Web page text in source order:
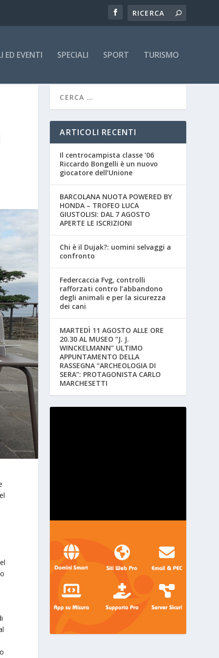
ED EVENTI SPECIALI SPORT TURISMO
ARTICOLI RECENTI
Il centrocampista classe ’06
Riccardo Bongelli è un nuovo
giocatore dell’Unione
BARCOLANA NUOTA POWERED BY
HONDA – TROFEO LUCA
GIUSTOLISI: DAL 7 AGOSTO
APERTE LE ISCRIZIONI
Chi è il Dujak?: uomini selvaggi a
confronto
Federcaccia Fvg, controlli
rafforzati contro l’abbandono
degli animali e per la sicurezza
dei cani
MARTEDÌ 11 AGOSTO ALLE ORE
20.30 AL MUSEO “J. J.
WINCKELMANN” ULTIMO
APPUNTAMENTO DELLA
RASSEGNA “ARCHEOLOGIA DI
SERA”: PROTAGONISTA CARLO
MARCHESETTI